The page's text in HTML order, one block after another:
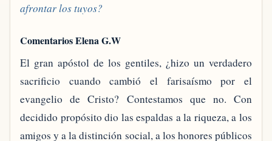
afrontar los tuyos?
Comentarios Elena G.W
El gran apóstol de los gentiles, ¿hizo un verdadero
sacrificio cuando cambió el farisaísmo por el
evangelio de Cristo? Contestamos que no. Con
decidido propósito dio las espaldas a la riqueza, a los
amigos y a la distinción social, a los honores públicos